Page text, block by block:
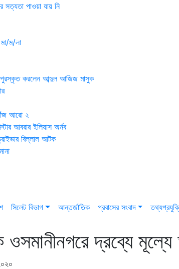
সত্যতা পাওয়া যায় নি
ম/লা
পুরস্কৃত করলেন আব্দুল আজিজ মাসুক
আরো ২
আবরার ইলিয়াস অর্নব
বিল্লাল আটক
সিলেট বিভাগ আন্তর্জাতিক প্রবাসের সংবাদ
দ্রব্যে